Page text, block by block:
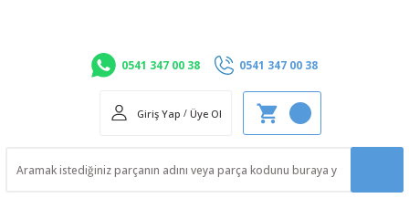
0541 347 00 38 0541 347 00 38
Giriş Yap / Üye Ol